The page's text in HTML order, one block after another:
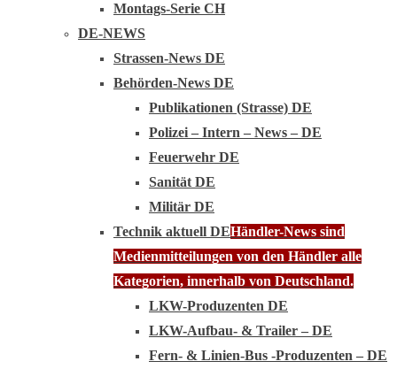
Montags-Serie CH
DE-NEWS
Strassen-News DE
Behörden-News DE
Publikationen (Strasse) DE
Polizei – Intern – News – DE
Feuerwehr DE
Sanität DE
Militär DE
Technik aktuell DEHändler-News sind
Medienmitteilungen von den Händler alle
Kategorien, innerhalb von Deutschland.
LKW-Produzenten DE
LKW-Aufbau- & Trailer – DE
Fern- & Linien-Bus -Produzenten – DE